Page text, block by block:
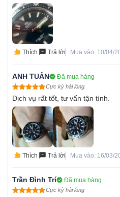
Thích Trả lời Mua vào: 10/04/
ANH TUẤN Đã mua hàng
Cực kỳ hài lòng
Dịch vụ rất tốt, tư vấn tận tình.
Thích Trả lời Mua vào: 16/03/
Trần Đình Trí Đã mua hàng
Cực kỳ hài lòng